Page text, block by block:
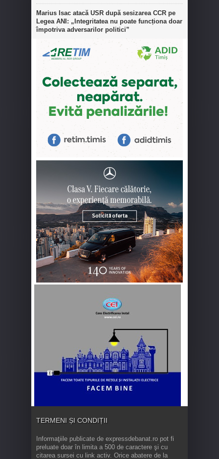
Marius Isac atacă USR după sesizarea CCR pe
Legea ANI: „Integritatea nu poate funcționa doar
împotriva adversarilor politici”
TERMENI ȘI CONDIȚII
Informaţiile publicate de expressdebanat.ro pot fi
preluate doar în limita a 500 de caractere şi cu
citarea sursei cu link activ. Orice abatere de la